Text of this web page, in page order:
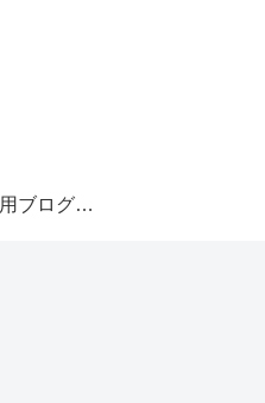
｜💻超初心者用ブログ運営｜